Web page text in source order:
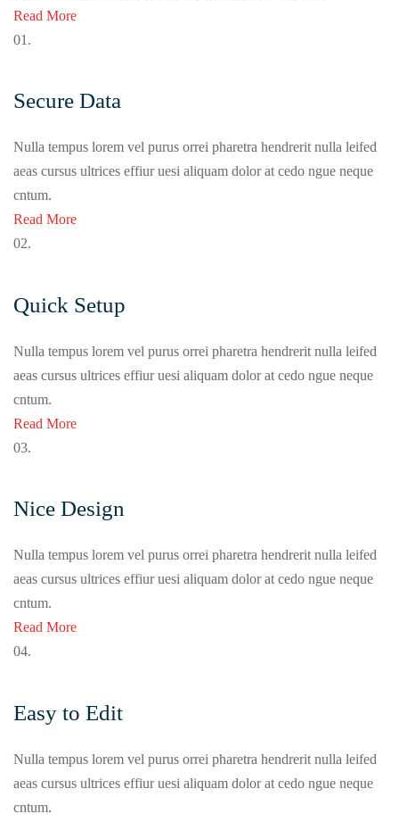
Read More
01.
Secure Data
Nulla tempus lorem vel purus orrei pharetra hendrerit nulla leifed
aeas cursus ultrices effiur uesi aliquam dolor at cedo ngue neque
cntum.
Read More
02.
Quick Setup
Nulla tempus lorem vel purus orrei pharetra hendrerit nulla leifed
aeas cursus ultrices effiur uesi aliquam dolor at cedo ngue neque
cntum.
Read More
03.
Nice Design
Nulla tempus lorem vel purus orrei pharetra hendrerit nulla leifed
aeas cursus ultrices effiur uesi aliquam dolor at cedo ngue neque
cntum.
Read More
04.
Easy to Edit
Nulla tempus lorem vel purus orrei pharetra hendrerit nulla leifed
aeas cursus ultrices effiur uesi aliquam dolor at cedo ngue neque
cntum.